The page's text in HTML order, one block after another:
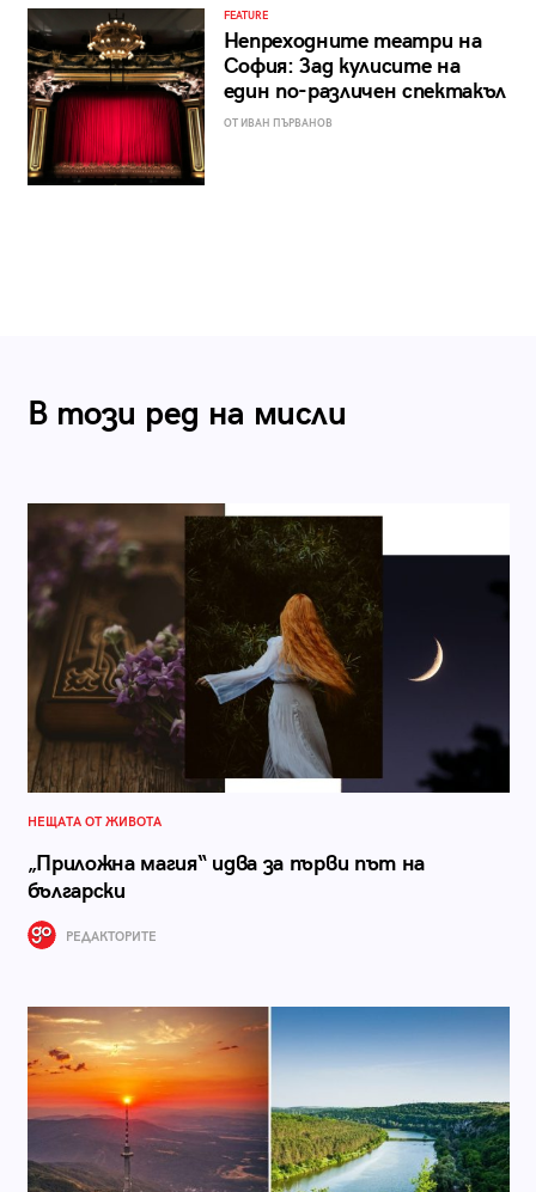
FEATURE
Непреходните театри на
София: Зад кулисите на
един по-различен спектакъл
ОТ ИВАН ПЪРВАНОВ
В този ред на мисли
НЕЩАТА ОТ ЖИВОТА
„Приложна магия“ идва за първи път на
български
РЕДАКТОРИТЕ